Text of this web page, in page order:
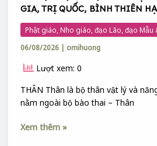
ĐỜI
GIA, TRỊ QUỐC, BÌNH THIÊN
Phật giáo, Nho giáo, đạo Lão, đạo Mẫu
06/08/2026 | omihuong
Lượt xem: 0
THÂN Thân là bộ thân vật lý và
nằm ngoài bộ bào thai – Thân
GIA,
QUỐC,
THIÊN
HẠ
TRONG
THÂN,
TỀ
TRỊ
Xem thêm »